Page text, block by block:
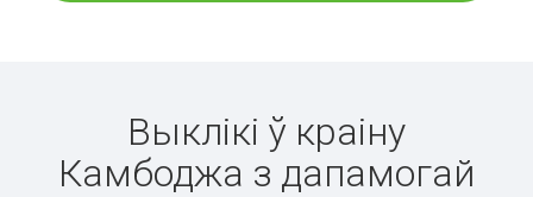
Выклікі ў краіну
Камбоджа з дапамогай